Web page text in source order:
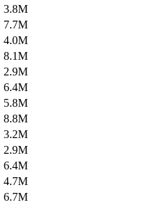
3.8M
7.7M
4.0M
8.1M
2.9M
6.4M
5.8M
8.8M
3.2M
2.9M
6.4M
4.7M
6.7M